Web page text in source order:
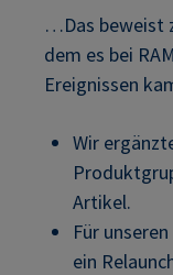
…Das beweist
dem es bei
Ereignissen
Wir
Artikel.
Für
ein